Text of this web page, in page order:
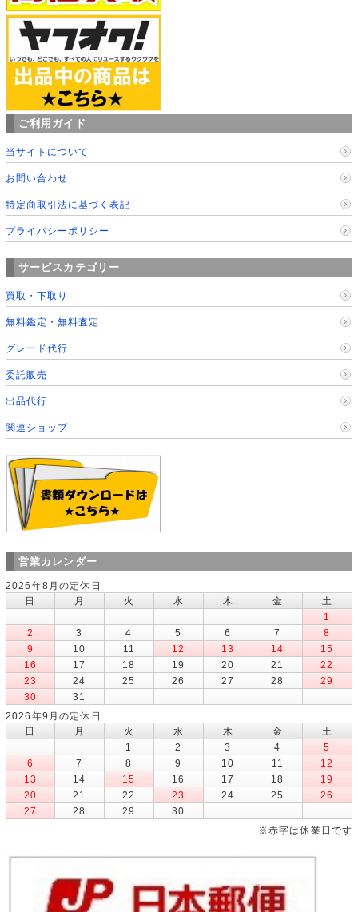
ご利用ガイド
当サイトについて
お問い合わせ
特定商取引法に基づく表記
プライバシーポリシー
サービスカテゴリー
買取・下取り
無料鑑定・無料査定
グレード代行
委託販売
出品代行
関連ショップ
営業カレンダー
2026年8月の定休日
日
月 火 水 木 金
土
1
2
3 4 5 6 7
8
9
10 11 12 13 14
15
16
17 18 19 20 21
22
23
24 25 26 27 28
29
30
31
2026年9月の定休日
日
月 火 水 木 金
土
1
2 3 4
5
6
7 8 9 10 11
12
13
14 15 16 17 18
19
20
21 22 23 24 25
26
27
28 29
30
※赤字は休業日です